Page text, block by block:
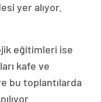
yer alıyor.
eğitimleri ise
kafe ve
bu toplantılarda